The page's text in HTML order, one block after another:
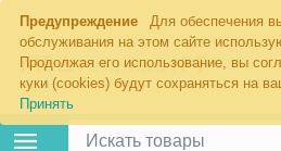
Предупреждение
Для обеспечения
обслуживания на этом сайте
Продолжая его использование, вы
куки (cookies) будут сохраняться на
Принять